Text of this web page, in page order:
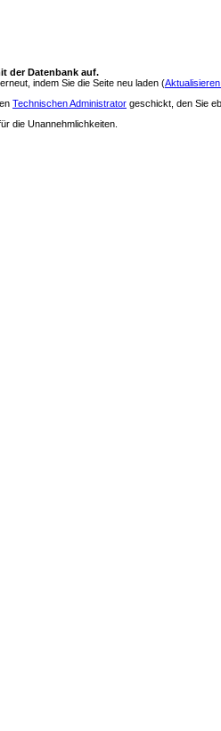
der Datenbank auf.
indem Sie die Seite neu laden (
Technischen Administrator geschickt, den Sie
die Unannehmlichkeiten.